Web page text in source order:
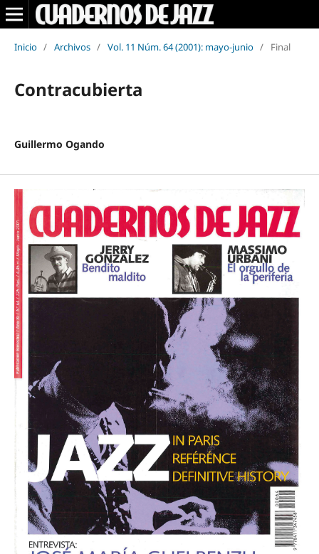
Inicio / Archivos / Vol. 11 Núm. 64 (2001): mayo-junio / Final
Contracubierta
Guillermo Ogando